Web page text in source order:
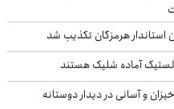
هرمزگان تکذیب شد
آماده شلیک هستند
و آسانی در دیدار دوستانه